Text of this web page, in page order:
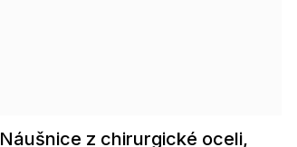
Náušnice z chirurgické oceli,